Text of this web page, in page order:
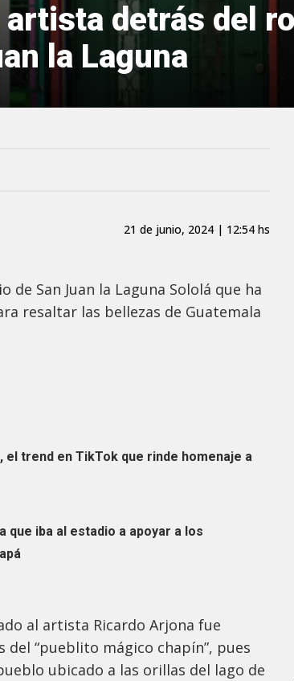
artista detrás del
la Laguna
21 de junio, 2024 | 12:54 hs
San Juan la Laguna Sololá que ha
resaltar las bellezas de Guatemala
el trend en TikTok que rinde homenaje a
que iba al estadio a apoyar a los
al artista Ricardo Arjona fue
“pueblito mágico chapín”, pues
ubicado a las orillas del lago de